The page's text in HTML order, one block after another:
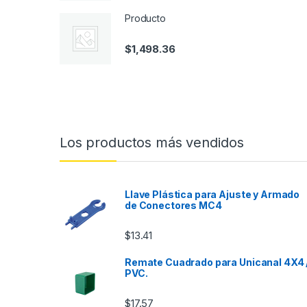
Producto
$1,498.36
Los productos más vendidos
Llave Plástica para Ajuste y Armado
de Conectores MC4
$13.41
Remate Cuadrado para Unicanal 4X4
PVC.
$17.57